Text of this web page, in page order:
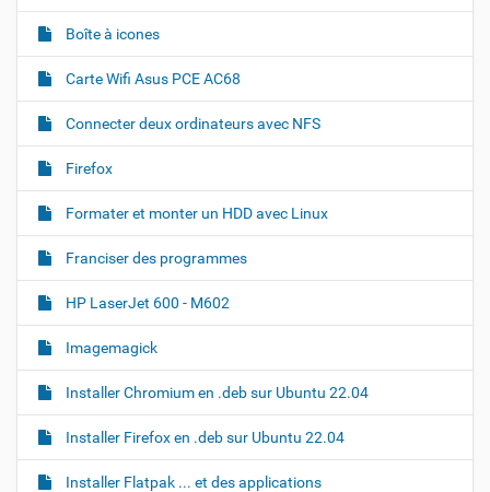
r
m
e
s
l
e
g
a
t
i
o
n
Boîte à icones
Carte Wifi Asus PCE AC68
Connecter deux ordinateurs avec NFS
Firefox
Formater et monter un HDD avec Linux
Franciser des programmes
HP LaserJet 600 - M602
Imagemagick
Installer Chromium en .deb sur Ubuntu 22.04
Installer Firefox en .deb sur Ubuntu 22.04
Installer Flatpak ... et des applications